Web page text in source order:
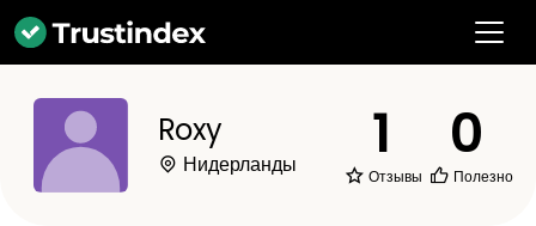
Roxy
Нидерланды 1
Отзывы
0
Полезно